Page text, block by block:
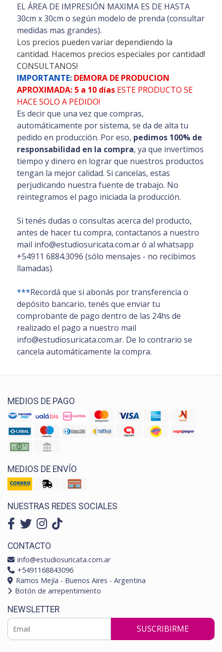
EL ÁREA DE IMPRESIÓN MAXIMA ES DE HASTA
30cm x 30cm o según modelo de prenda (consultar
medidas mas grandes).
Los precios pueden variar dependiendo la
cantidad. Hacemos precios especiales por cantidad!
CONSULTANOS!
IMPORTANTE: DEMORA DE PRODUCION
APROXIMADA: 5 a 10 días ESTE PRODUCTO SE
HACE SOLO A PEDIDO!
Es decir que una vez que compras,
automáticamente por sistema, se da de alta tu
pedido en producción. Por eso, pedimos 100% de
responsabilidad en la compra, ya que invertimos
tiempo y dinero en lograr que nuestros productos
tengan la mejor calidad. Si cancelas, estas
perjudicando nuestra fuente de trabajo. No
reintegramos el pago iniciada la producción.
Si tenés dudas o consultas acerca del producto,
antes de hacer tu compra, contactanos a nuestro
mail info@estudiosuricata.com.ar ó al whatsapp
+54911 6884.3096 (sólo mensajes - no recibimos
llamadas).
***Recordá que si abonás por transferencia o
depósito bancario, tenés que enviar tu
comprobante de pago dentro de las 24hs de
realizado el pago a nuestro mail
info@estudiosuricata.com.ar. De lo contrario se
cancela automáticamente la compra.
MEDIOS DE PAGO
MEDIOS DE ENVÍO
NUESTRAS REDES SOCIALES
CONTACTO
info@estudiosuricata.com.ar
+5491168843096
Ramos Mejía - Buenos Aires - Argentina
Botón de arrepentimiento
NEWSLETTER
SUSCRIBIRME